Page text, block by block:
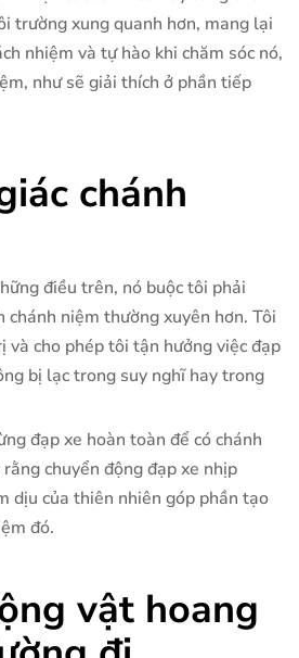
trường xung quanh hơn, mang lại
nhiệm và tự hào khi chăm sóc nó,
như sẽ giải thích ở phần tiếp
chánh
điều trên, nó buộc tôi phải
chánh niệm thường xuyên hơn. Tôi
và cho phép tôi tận hưởng việc đạp
bị lạc trong suy nghĩ hay trong
đạp xe hoàn toàn để có chánh
chuyển động đạp xe nhịp
dịu của thiên nhiên góp phần tạo
đó.
vật hoang